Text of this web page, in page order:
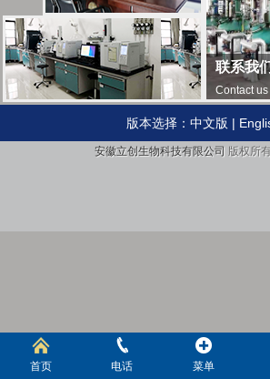
联系我
Contact us
版本选择： 中文版 |
安徽立创生物科技有限公司 版权所
首页 电话 菜单